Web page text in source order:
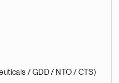
/ GDD / NTO / CTS)